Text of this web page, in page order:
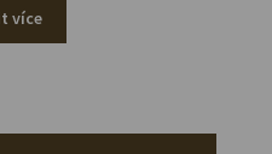
více